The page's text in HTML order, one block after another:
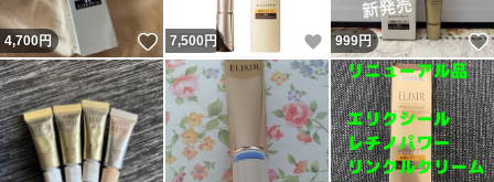
4,700円 いいね！
7,500 円 いいね！
999円